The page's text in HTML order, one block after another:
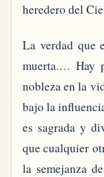
heredero del
La verdad que
muerta.… Hay
nobleza en la
bajo la
es sagrada y
que cualquier
la semejanza